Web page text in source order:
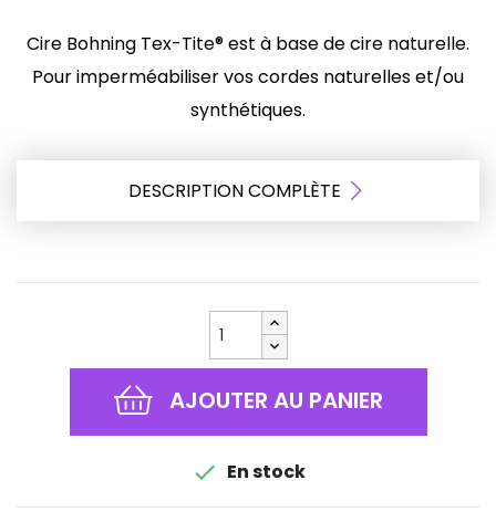
Cire Bohning Tex-Tite® est à base de cire naturelle.
Pour imperméabiliser vos cordes naturelles et/ou
synthétiques.
DESCRIPTION COMPLÈTE
AJOUTER AU PANIER
 En stock